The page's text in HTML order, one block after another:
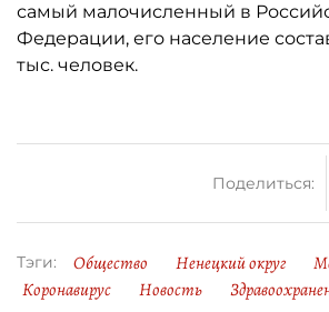
самый малочисленный в
Федерации, его население
тыс. человек.
Поделиться:
Тэги: Общество Ненецкий округ
Коронавирус
Новость